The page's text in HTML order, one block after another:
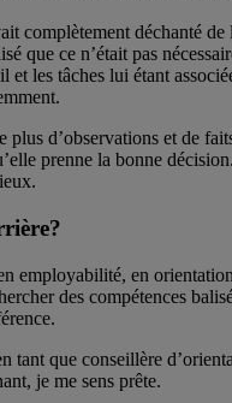
complètement déchanté de
que ce n’était pas
les tâches lui étant
plus d’observations et de
prenne la bonne
employabilité, en
des compétences
tant que conseillère
je me sens prête.